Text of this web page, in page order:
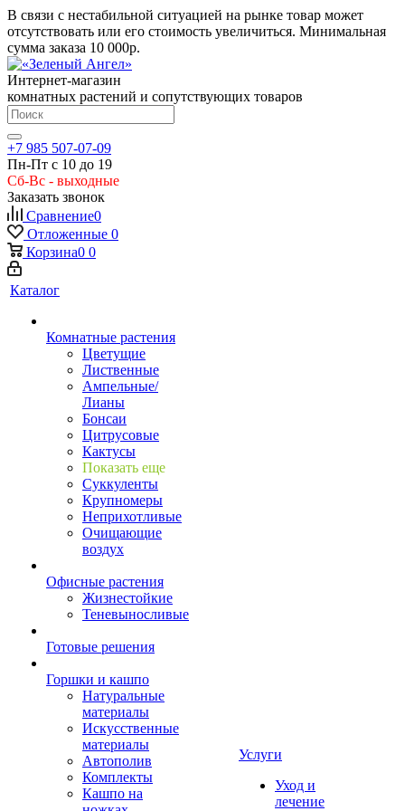
В связи с нестабильной ситуацией на рынке товар может
отсутствовать или его стоимость увеличиться. Минимальная
сумма заказа 10 000р.
Интернет-магазин
комнатных растений и сопутствующих товаров
+7 985 507-07-09
Пн-Пт с 10 до 19
Сб-Вс - выходные
Заказать звонок
Сравнение0
Отложенные 0
Корзина0 0
Каталог
Комнатные растения
Цветущие
Лиственные
Ампельные/
Лианы
Бонсаи
Цитрусовые
Кактусы
Показать еще
Суккуленты
Крупномеры
Неприхотливые
Очищающие
воздух
Офисные растения
Жизнестойкие
Теневыносливые
Готовые решения
Горшки и кашпо
Натуральные
материалы
Искусственные
материалы
Автополив
Комплекты
Кашпо на
Услуги
Уход и
лечение